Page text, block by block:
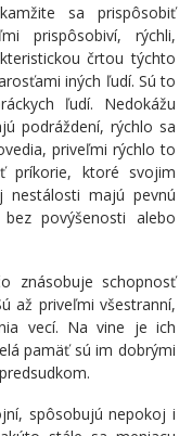
sa prispôsobiť
prispôsobiví, rýchli,
črtou týchto
iných ľudí. Sú to
ľudí. Nedokážu
podráždení, rýchlo sa
priveľmi rýchlo to
príkorie, ktoré svojim
nestálosti majú pevnú
povýšenosti alebo
znásobuje schopnosť
až priveľmi všestranní,
vecí. Na vine je ich
pamäť sú im dobrými
spôsobujú nepokoj i